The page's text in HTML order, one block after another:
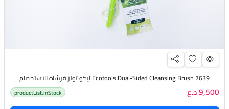
Ecotools Dual-Sided Cleansing Brush 7639 ايكو تولز فرشاه الاستحمام
9,500 د.ع productList.inStock